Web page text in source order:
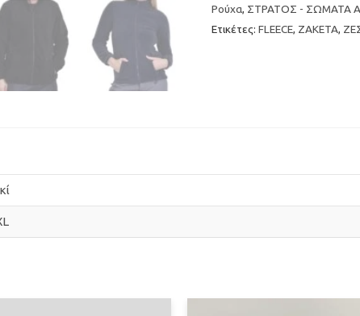
Ρούχα, ΣΤΡΑΤΟΣ - ΣΩΜΑΤΑ
Ετικέτες: FLEECE, ΖΑΚΕΤΑ,